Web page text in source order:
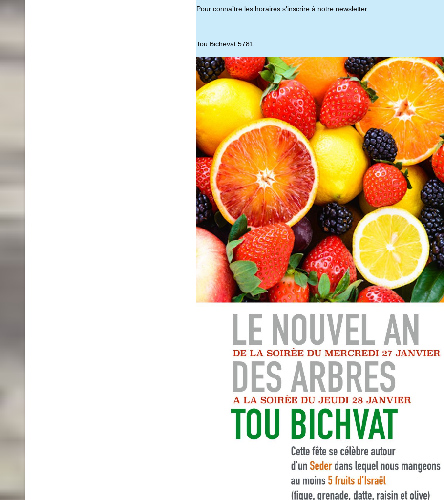
Pour connaître les horaires s'inscrire à notre newsletter
Tou Bichevat 5781